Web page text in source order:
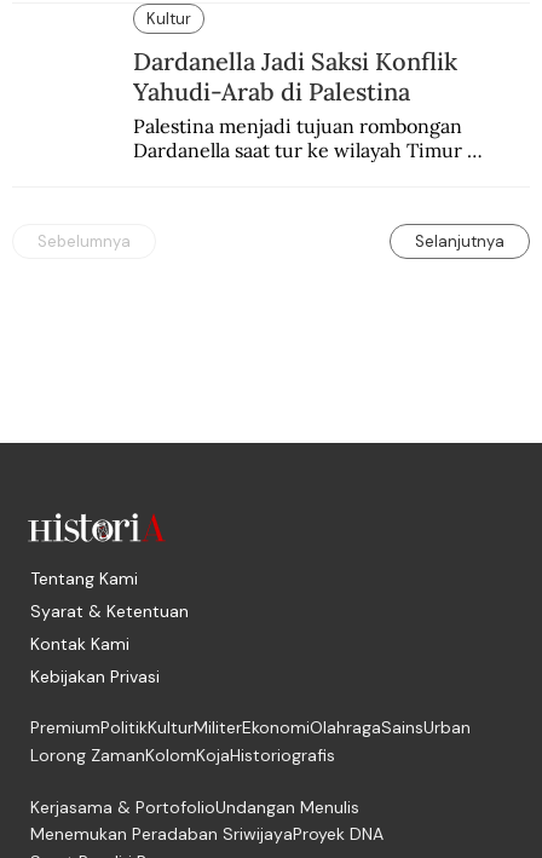
yang berbeda.
Kultur
Dardanella Jadi Saksi Konflik
Yahudi-Arab di Palestina
Palestina menjadi tujuan rombongan
Dardanella saat tur ke wilayah Timur
Sebelumnya Selanjutnya
Tentang Kami
Syarat & Ketentuan
Kontak Kami
Kebijakan Privasi
PremiumPolitikKulturMiliterEkonomiOlahragaSainsUrban
Lorong ZamanKolomKojaHistoriografis
Kerjasama & PortofolioUndangan Menulis
Menemukan Peradaban SriwijayaProyek DNA